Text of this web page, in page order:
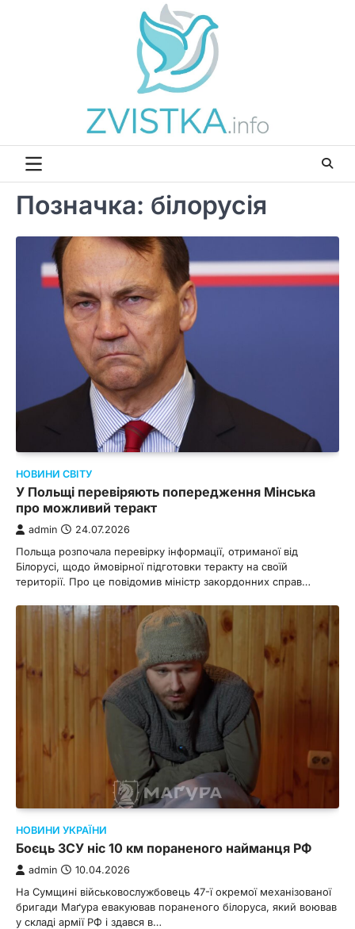
Позначка: білорусія
НОВИНИ СВІТУ
У Польщі перевіряють попередження Мінська
про можливий теракт
admin 24.07.2026
Польща розпочала перевірку інформації, отриманої від
Білорусі, щодо ймовірної підготовки теракту на своїй
території. Про це повідомив міністр закордонних справ…
НОВИНИ УКРАЇНИ
Боєць ЗСУ ніс 10 км пораненого найманця РФ
admin 10.04.2026
На Сумщині військовослужбовець 47-ї окремої механізованої
бригади Маґура евакуював пораненого білоруса, який воював
у складі армії РФ і здався в…